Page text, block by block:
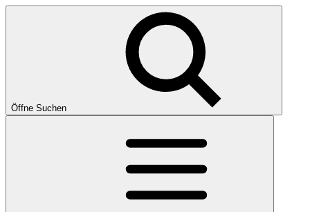
Öffne Suchen